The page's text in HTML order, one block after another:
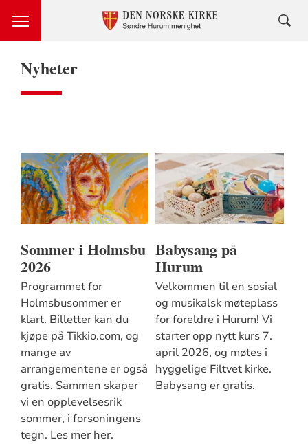
Nyheter
Sommer i Holmsbu
2026
Programmet for
Holmsbusommer er
klart. Billetter kan du
kjøpe på Tikkio.com, og
mange av
arrangementene er også
gratis. Sammen skaper
vi en opplevelsesrik
sommer, i forsoningens
tegn. Les mer her.
Babysang på
Hurum
Velkommen til en sosial
og musikalsk møteplass
for foreldre i Hurum! Vi
starter opp nytt kurs 7.
april 2026, og møtes i
hyggelige Filtvet kirke.
Babysang er gratis.